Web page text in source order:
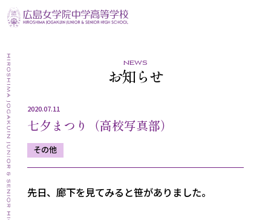
news
お知らせ
2020.07.11
七夕まつり（高校写真部）
その他
先日、廊下を見てみると笹がありました。